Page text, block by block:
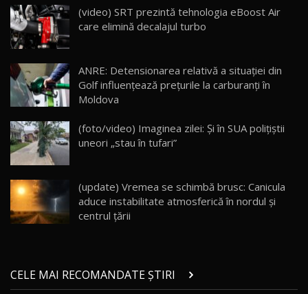
16
AutoBlogMD
13:10
17 20:06
Va fi modelul nr.1 BYD în Moldova? BYD Seal U
30:08
AutoBlog.MD
23:36
20
Noul ZEEKR 7X / Test Drive AutoBlog.MD
29:08
21
Micul BYD Dolphin Surf / Test Drive
AutoBlog.MD
16:59
(video) SRT prezintă tehnologia eBoost Air
care elimină decalajul turbo
ANRE: Detensionarea relativă a situației din
Golf influențează prețurile la carburanți în
Moldova
(foto/video) Imaginea zilei: Și în SUA polițiștii
uneori „stau în tufari”
(update) Vremea se schimbă brusc: Canicula
aduce instabilitate atmosferică în nordul și
centrul țării
CELE MAI RECOMANDATE ȘTIRI